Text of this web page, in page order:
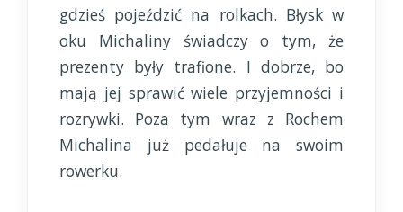
gdzieś pojeździć na rolkach. Błysk w
oku Michaliny świadczy o tym, że
prezenty były trafione. I dobrze, bo
mają jej sprawić wiele przyjemności i
rozrywki. Poza tym wraz z Rochem
Michalina już pedałuje na swoim
rowerku.